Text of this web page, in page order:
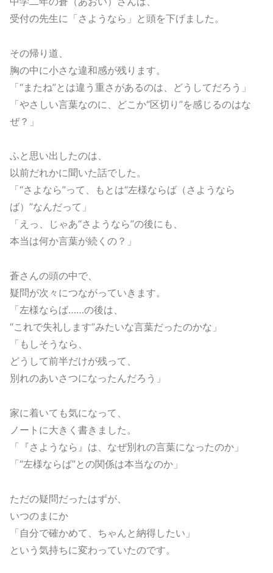
受付の先生に「さようなら」と頭を下げました。
その帰り道、
胸の中に小さな違和感が残ります。
「“またね”とは違う重さがあるのは、どうしてだろう」
「やさしい言葉なのに、どこか“区切り”を感じるのはな
ぜ？」
ふと思い出したのは、
以前だれかに聞いた話でした。
「“さよなら”って、もとは“左様ならば（さようなら
ば）”なんだって」
「えっ、じゃあ“さようなら”の後にも、
本当は何か言葉が続くの？」
蒼さんの頭の中で、
疑問が次々につながっていきます。
「左様ならば……の後は、
“これで失礼します”みたいな言葉だったのかな」
「もしそうなら、
どうして前半だけが残って、
別れのあいさつになったんだろう」
家に着いても気になって、
ノートに大きく書きました。
「『さようなら』は、なぜ別れの言葉になったのか」
「“左様ならば”との関係は本当なのか」
ただの疑問だったはずが、
いつのまにか
「自分で確かめて、ちゃんと納得したい」
という気持ちに変わっていたのです。